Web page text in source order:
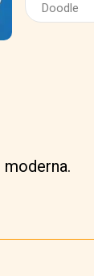
Doodle